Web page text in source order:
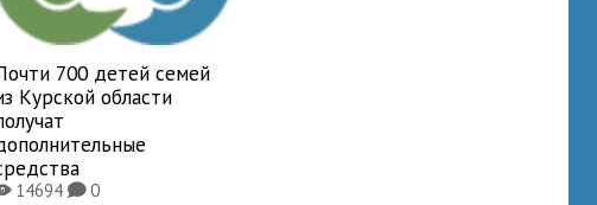
700 детей семей
Курской области
14694K0